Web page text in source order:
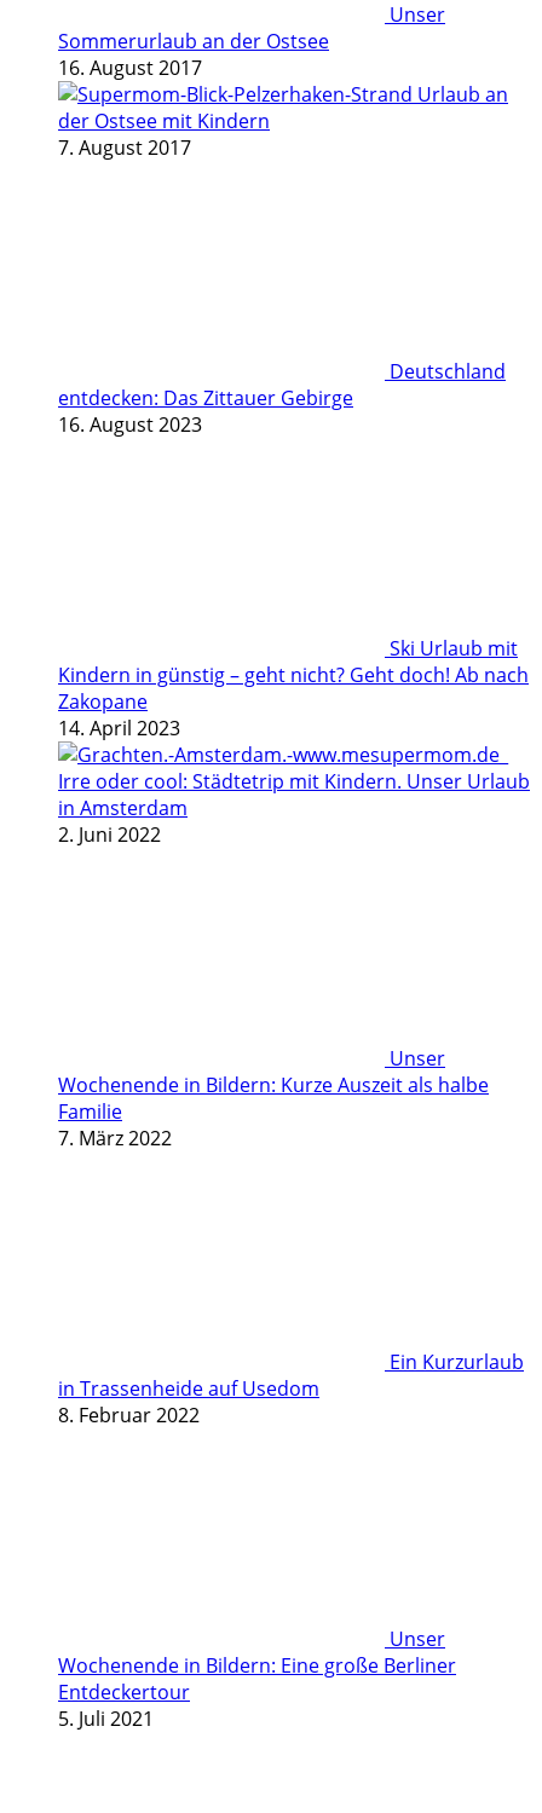
Unser
Sommerurlaub an der Ostsee
16. August 2017
Urlaub an
der Ostsee mit Kindern
7. August 2017
Deutschland
entdecken: Das Zittauer Gebirge
16. August 2023
Ski Urlaub mit
Kindern in günstig – geht nicht? Geht doch! Ab nach
Zakopane
14. April 2023
Irre oder cool: Städtetrip mit Kindern. Unser Urlaub
in Amsterdam
2. Juni 2022
Unser
Wochenende in Bildern: Kurze Auszeit als halbe
Familie
7. März 2022
Ein Kurzurlaub
in Trassenheide auf Usedom
8. Februar 2022
Unser
Wochenende in Bildern: Eine große Berliner
Entdeckertour
5. Juli 2021